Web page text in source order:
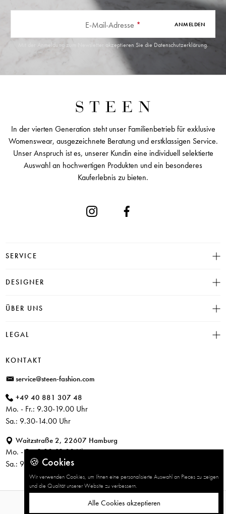
E-Mail-Adresse * ANMELDEN
Mit der Anmeldung zum Newsletter akzeptieren Sie die Datenschutzerklärung.
In der vierten Generation steht unser Familienbetrieb für exklusive
Womenswear, ausgezeichnete Beratung und erstklassigen Service.
Unser Anspruch ist es, unserer Kundin eine individuell selektierte
Auswahl an hochwertigen Produkten und ein besonderes
Kauferlebnis zu bieten.
SERVICE
Größentabelle
Häufige Fragen
Rücksendung
DESIGNER
INSIEME
JUVIA
CANDICE COOPER
+ Mehr Designer
ÜBER UNS
Historie
LEGAL
Impressum
KONTAKT
service@steen-fashion.com
+49 40 881 307 48
Mo. - Fr.: 9.30-19.00 Uhr
Sa.: 9.30-14.00 Uhr
Waitzstraße 2, 22607 Hamburg
Mo. - Fr.: 9.30-19.00 Uhr
Sa.: 9.30-14.00 Uhr
🍪 Cookies
Wir verwenden Cookies, um Ihnen eine personalisierte Auswahl an Pieces zu zeigen
und die Qualität unserer Website zu verbessern.
Alle Cookies akzeptieren